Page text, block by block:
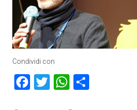
Condividi con
Facebook
TwitterWhatsApp